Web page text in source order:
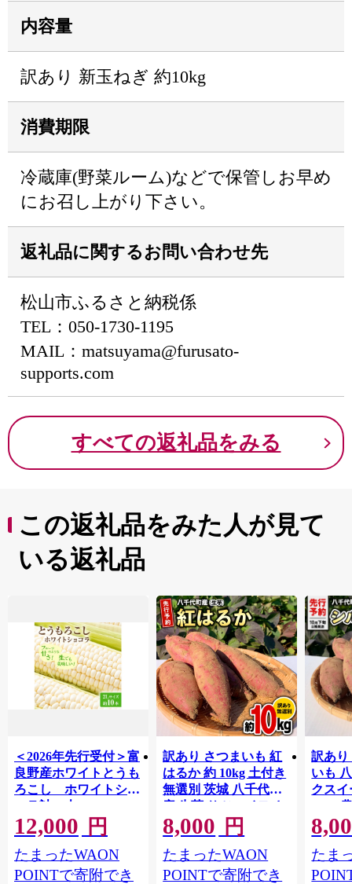
内容量
訳あり 新玉ねぎ 約10kg
消費期限
冷蔵庫(野菜ルーム)などで保管しお早め
にお召し上がり下さい。
返礼品に関するお問い合わせ先
松山市ふるさと納税係
TEL：050-1730-1195
MAIL：matsuyama@furusato-
supports.com
すべての返礼品をみる
この返礼品をみた人が見て
いる返礼品
＜2026年先行受付＞富
良野産ホワイトとうも
ろこし ホワイトショ
コラ計10本
【1678459】
12,000 円
たまったWAON
POINTで寄附でき
訳あり さつまいも 紅
はるか 約 10kg 土付き
無選別 茨城 八千代町
産 生芋 サツマイモ さ
つま芋 焼き芋 やきい
も 芋 イモ 野菜 不揃い
規格外 長期熟成 おや
つ デザート 秋 旬 農家
8,000 円
たまったWAON
POINTで寄附でき
訳あり
いも
クス
10kg
モ 芋
ート 秋 【 先行
2026
送 】
たま